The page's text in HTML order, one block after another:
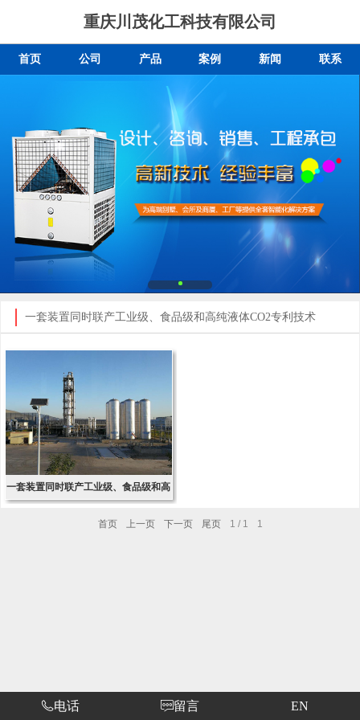
重庆川茂化工科技有限公司
首页 公司 产品 案例 新闻 联系
一套装置同时联产工业级、食品级和高纯液体CO2专利技术
一套装置同时联产工业级、食品级和高
首页
上一页 下一页 尾页 1 / 1 1
电话 留言 EN